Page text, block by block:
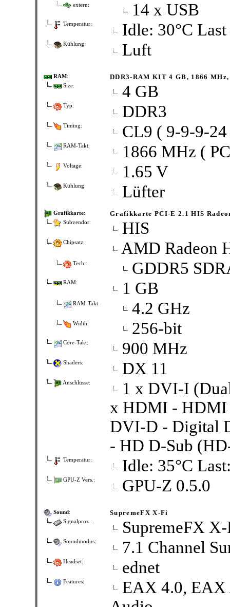
extern: 14 x USB
Temperatur: Idle: 30°C Last
Kühlung: Luft
RAM: DDR3-RAM KIT 4 GB, 1866
Size: 4 GB
Typ: DDR3
Timing: CL9 ( 9-9-9-
RAM-Takt: 1866 MHz (
Voltage: 1.65 V
Kühlung: Lüfter
Grafikkarte: Grafikkarte PCI-E 2.1 HIS
Subvendor: HIS
Chipsatz: AMD Radeon
Tech.: GDDR5
RAM: 1 GB
RAM-Takt: 4.2 GHz
Width: 256-bit
Core-Takt: 900 MHz
Shaders: DX 11
Anschlüsse:
1 x DVI-I
x HDMI - HDMI
DVI-D - Digital
- HD D-Sub
Temperatur: Idle: 35°C
GPU-Z Vers.: GPU-Z 0.5.0
Sound: SupremeFX X-Fi
Signalproz.: SupremeFX
Soundmodus: 7.1 Channel
Headset: ednet
Features:
EAX 4.0,